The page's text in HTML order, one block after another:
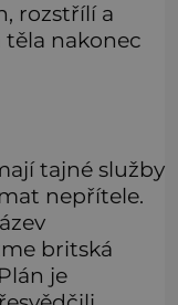
rozstřílí a
těla nakonec
tajné služby
nepřítele.
britská
je